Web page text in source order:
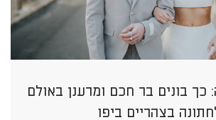
כך בונים בר חכם ומרענן באולם
בצהריים ביפו